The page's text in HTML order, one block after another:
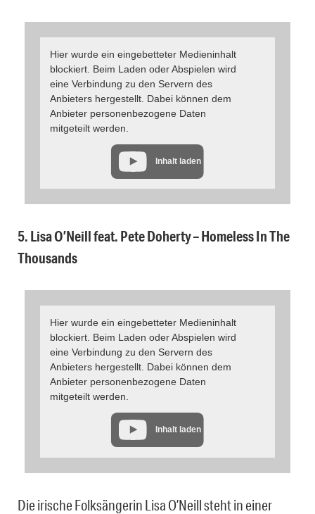
Hier wurde ein eingebetteter Medieninhalt
blockiert. Beim Laden oder Abspielen wird
eine Verbindung zu den Servern des
Anbieters hergestellt. Dabei können dem
Anbieter personenbezogene Daten
mitgeteilt werden.
Inhalt laden
5. Lisa O’Neill feat. Pete Doherty – Homeless In The
Thousands
Hier wurde ein eingebetteter Medieninhalt
blockiert. Beim Laden oder Abspielen wird
eine Verbindung zu den Servern des
Anbieters hergestellt. Dabei können dem
Anbieter personenbezogene Daten
mitgeteilt werden.
Inhalt laden
Die irische Folksängerin Lisa O’Neill steht in einer